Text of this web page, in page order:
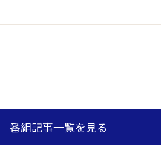
番組記事一覧を見る